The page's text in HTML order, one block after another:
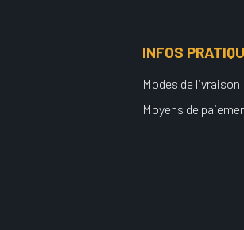
INFOS
Modes de livraison
Moyens de